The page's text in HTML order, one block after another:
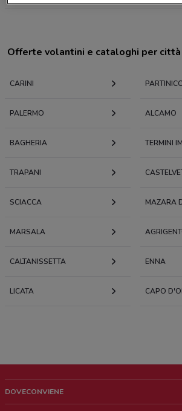
Offerte volantini e cataloghi per
CARINI
PALERMO ALCAMO
BAGHERIA TERMINI
TRAPANI
SCIACCA MAZARA
MARSALA
CALTANISSETTA ENNA
LICATA CAPO
DOVECONVIENE